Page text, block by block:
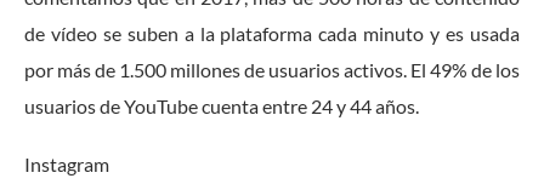
de vídeo se suben a la plataforma cada minuto y es usada
por más de 1.500 millones de usuarios activos. El 49% de los
usuarios de YouTube cuenta entre 24 y 44 años.
Instagram